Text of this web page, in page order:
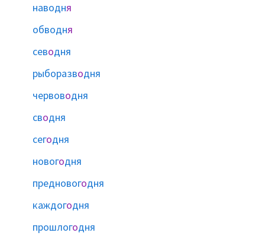
наводня
обводня
севодня
рыборазводня
червоводня
сводня
сегодня
новогодня
предновогодня
каждогодня
прошлогодня